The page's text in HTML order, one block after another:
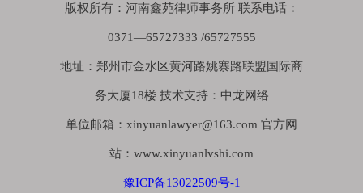
版权所有：河南鑫苑律师事务所 联系电话：
0371—65727333 /65727555
地址：郑州市金水区黄河路姚寨路联盟国际商
务大厦18楼 技术支持：中龙网络
单位邮箱：xinyuanlawyer@163.com 官方网
站：www.xinyuanlvshi.com
豫ICP备13022509号-1